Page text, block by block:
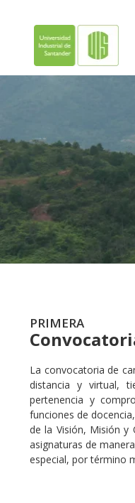
PRIMERA
La convocatoria de
distancia y virtual,
pertenencia y
funciones de
de la Visión, Misión y
asignaturas de
especial, por término